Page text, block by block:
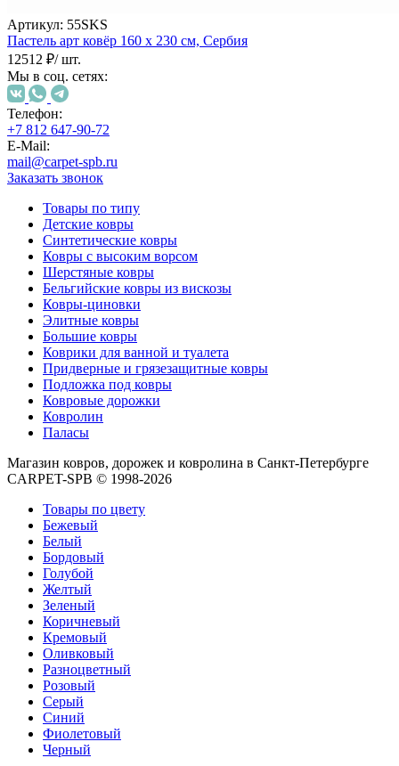
ковер
Доставка
и
оплата
Наши
работы
Контакты
+7
812
647-
mail@carpet-
spb.ru
Заказать
звонок
Артикул: 55SKS
Пастель арт ковёр 160 х 230 см, Сербия
12512 ₽/ шт.
Мы в соц. сетях:
Телефон:
+7 812 647-90-72
E-Mail:
mail@carpet-spb.ru
Заказать звонок
Товары по типу
Детские ковры
Синтетические ковры
Ковры с высоким ворсом
Шерстяные ковры
Бельгийские ковры из вискозы
Ковры-циновки
Элитные ковры
Большие ковры
Коврики для ванной и туалета
Придверные и грязезащитные ковры
Подложка под ковры
Ковровые дорожки
Ковролин
Паласы
Магазин ковров, дорожек и ковролина в Санкт-Петербурге
CARPET-SPB © 1998-2026
Товары по цвету
Бежевый
Белый
Бордовый
Голубой
Желтый
Зеленый
Коричневый
Кремовый
Оливковый
Разноцветный
Розовый
Серый
Синий
Фиолетовый
Черный